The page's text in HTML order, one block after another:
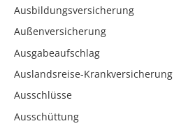
Ausbildungsversicherung
Außenversicherung
Ausgabeaufschlag
Auslandsreise-Krankversicherung
Ausschlüsse
Ausschüttung